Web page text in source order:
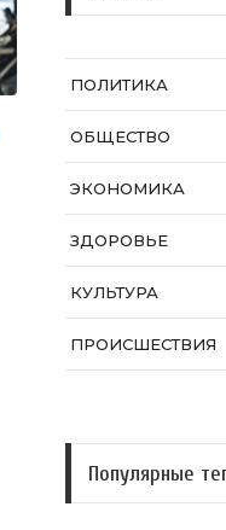
ПОЛИТИКА
ОБЩЕСТВО
ЭКОНОМИКА
ЗДОРОВЬЕ
КУЛЬТУРА
ПРОИСШЕСТВИЯ
Популярные